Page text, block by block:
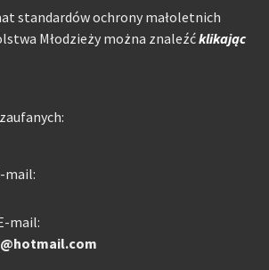
standardów ochrony małoletnich
Młodzieży można znaleźćklikając
mail:
mail: